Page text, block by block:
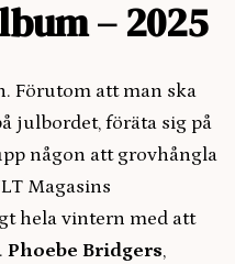
– 2025
Förutom att man ska
julbordet, föräta sig på
någon att grovhångla
Magasins
hela vintern med att
Phoebe Bridgers,